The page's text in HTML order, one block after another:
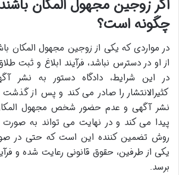
اگر زوجین مجهول المکان
چگونه است؟
در مواردی که یکی از زوجین مجهول
از او در دسترس نباشد، فرآیند ابلاغ و ثبت
در این شرایط، دادگاه دستور به نشر
کثیرالانتشار را صادر می کند و پس از گذشت
نشر آگهی و عدم حضور شخص مجهول
پیدا می کند و در نهایت می تواند به
روش تضمین کننده این است که حتی در
یکی از طرفین، حقوق قانونی رعایت شده و
برسد.